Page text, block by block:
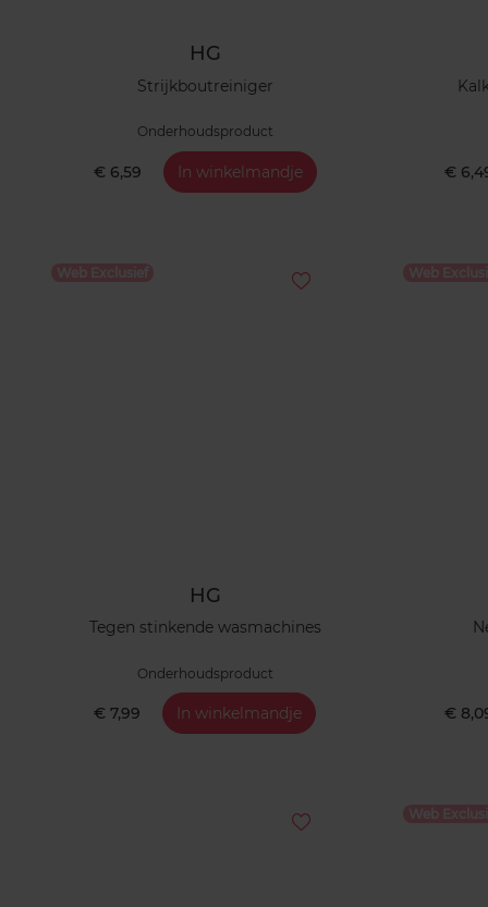
HG
Strijkboutreiniger
Onderhoudsproduct
€ 6,59 In winkelmandje €
HG
Tegen stinkende wasmachines
Onderhoudsproduct
€ 7,99 In winkelmandje €